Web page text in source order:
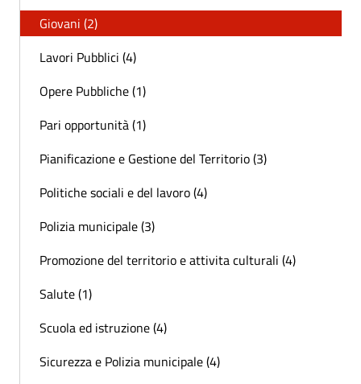
Giovani (2)
Lavori Pubblici (4)
Opere Pubbliche (1)
Pari opportunità (1)
Pianificazione e Gestione del Territorio (3)
Politiche sociali e del lavoro (4)
Polizia municipale (3)
Promozione del territorio e attivita culturali (4)
Salute (1)
Scuola ed istruzione (4)
Sicurezza e Polizia municipale (4)